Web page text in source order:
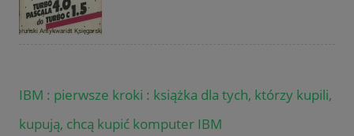
IBM : pierwsze kroki : książka dla tych, którzy kupili,
kupują, chcą kupić komputer IBM